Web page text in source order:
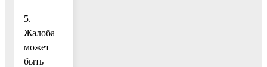
5.
Жалоба
может
быть